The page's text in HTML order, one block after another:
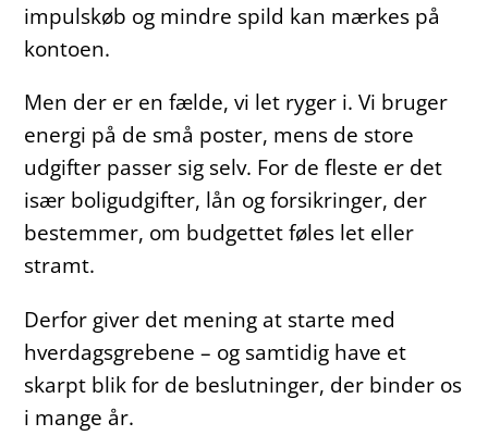
impulskøb og mindre spild kan mærkes på
kontoen.
Men der er en fælde, vi let ryger i. Vi bruger
energi på de små poster, mens de store
udgifter passer sig selv. For de fleste er det
især boligudgifter, lån og forsikringer, der
bestemmer, om budgettet føles let eller
stramt.
Derfor giver det mening at starte med
hverdagsgrebene – og samtidig have et
skarpt blik for de beslutninger, der binder os
i mange år.